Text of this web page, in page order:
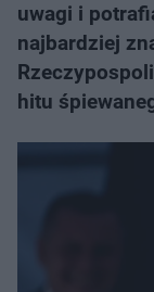
uwagi i
najbardziej
hitu